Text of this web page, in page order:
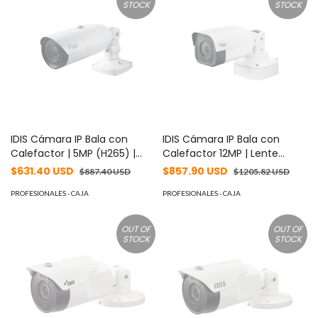
STOCK
IDIS Cámara IP Bala con
Calefactor | 5MP (H265) |
Lente Varifocal MOTORIZADO
Entrada/Salida de Audio y
$631.40 USD $887.40 USD
PROFESIONALES - CAJA
STOCK
IDIS Cámara IP Bala con
Calefactor 12MP | Lente
Varifocal MOTORIZADO 4.5-
INTELLIGENT CODEC | IR 50m |
Alarma | WDR 120dB | Audio
de Dos Vías | MicroSD | PoE |
$857.90 USD $1205.82 USD
PROFESIONALES - CAJA
OUT OF
STOCK
OUT OF
STOCK